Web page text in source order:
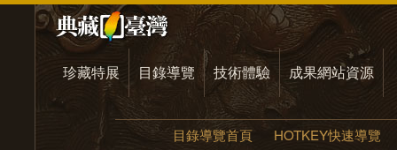
珍藏特展 目錄導覽 技術體驗 成果網站資源
目錄導覽首頁 HOTKEY快速導覽